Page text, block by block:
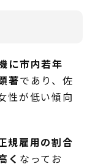
に市内若年
著であり、佐
性が低い傾向
規雇用の割合
く なってお